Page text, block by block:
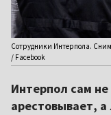
Сотрудники Интерпола.
/ Facebook
Интерпол сам
арестовывает,